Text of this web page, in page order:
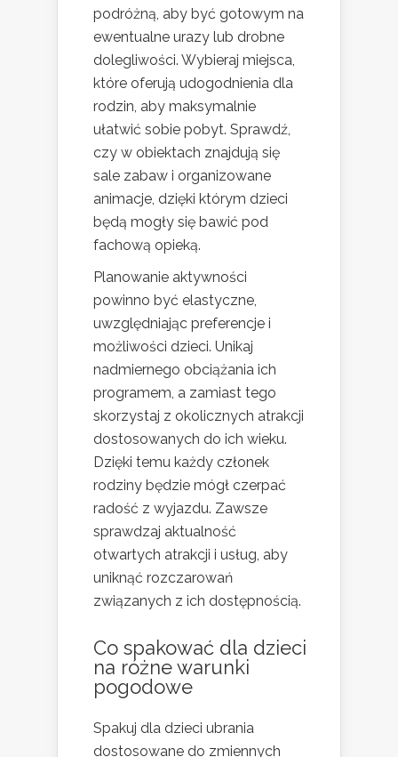
podróżną, aby być gotowym na
ewentualne urazy lub drobne
dolegliwości. Wybieraj miejsca,
które oferują udogodnienia dla
rodzin, aby maksymalnie
ułatwić sobie pobyt. Sprawdź,
czy w obiektach znajdują się
sale zabaw i organizowane
animacje, dzięki którym dzieci
będą mogły się bawić pod
fachową opieką.
Planowanie aktywności
powinno być elastyczne,
uwzględniając preferencje i
możliwości dzieci. Unikaj
nadmiernego obciążania ich
programem, a zamiast tego
skorzystaj z okolicznych atrakcji
dostosowanych do ich wieku.
Dzięki temu każdy członek
rodziny będzie mógł czerpać
radość z wyjazdu. Zawsze
sprawdzaj aktualność
otwartych atrakcji i usług, aby
uniknąć rozczarowań
związanych z ich dostępnością.
Co spakować dla dzieci
na różne warunki
pogodowe
Spakuj dla dzieci ubrania
dostosowane do zmiennych